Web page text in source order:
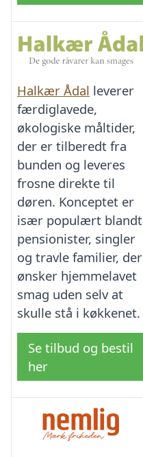
Halkær Ådal leverer
færdiglavede,
økologiske måltider,
der er tilberedt fra
bunden og leveres
frosne direkte til
døren. Konceptet er
især populært blandt
pensionister, singler
og travle familier, der
ønsker hjemmelavet
smag uden selv at
skulle stå i køkkenet.
Se tilbud og bestil
her